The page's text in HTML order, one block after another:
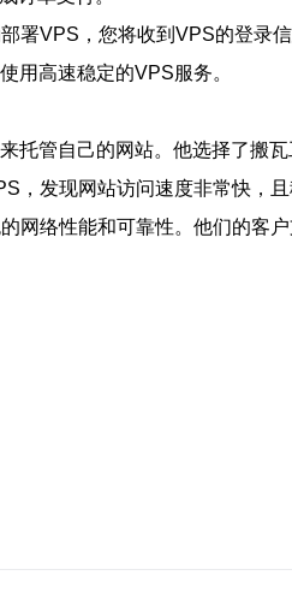
署VPS，您将收到VPS的登录信
用高速稳定的VPS服务。
托管自己的网站。他选择了搬
，发现网站访问速度非常快，
网络性能和可靠性。他们的客